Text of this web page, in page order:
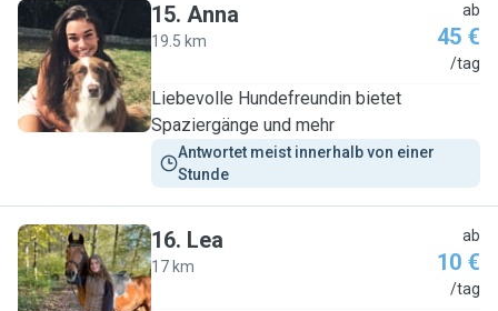
A
15. Anna
19.5 km
ab
45 €
/tag
Liebevolle Hundefreundin bietet
Spaziergänge und mehr
Antwortet meist innerhalb von einer
Stunde
L
16. Lea
17 km
ab
10 €
/tag